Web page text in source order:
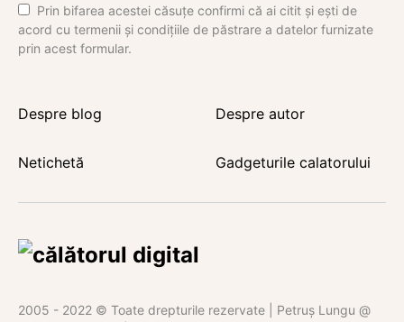
Prin bifarea acestei căsuțe confirmi că ai citit și ești de
acord cu termenii și condițiile de păstrare a datelor furnizate
prin acest formular.
Despre blog Despre autor
Netichetă Gadgeturile calatorului
2005 - 2022 © Toate drepturile rezervate | Petruș Lungu @